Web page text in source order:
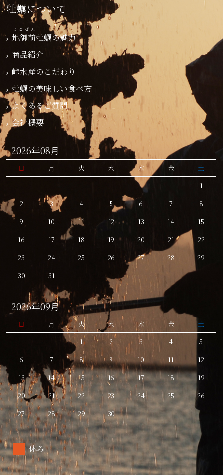
牡蠣について
地御前
じごぜん
牡蠣の魅力
商品紹介
峠水産のこだわり
牡蠣の美味しい食べ方
よくあるご質問
会社概要
2026年08月
日 月 火 水 木 金
土
1
2
3 4 5 6 7
8
9
10 11 12 13 14
15
16
17 18 19 20 21
22
23
24 25 26 27 28
29
30
31
2026年09月
日 月 火 水 木 金
土
1
2 3 4
5
6
7 8 9 10 11
12
13
14 15 16 17 18
19
20
21 22 23 24 25
26
27
28 29 30
休み